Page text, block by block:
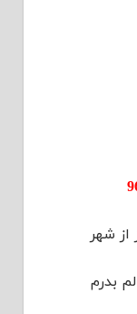
از شهر
بدرم